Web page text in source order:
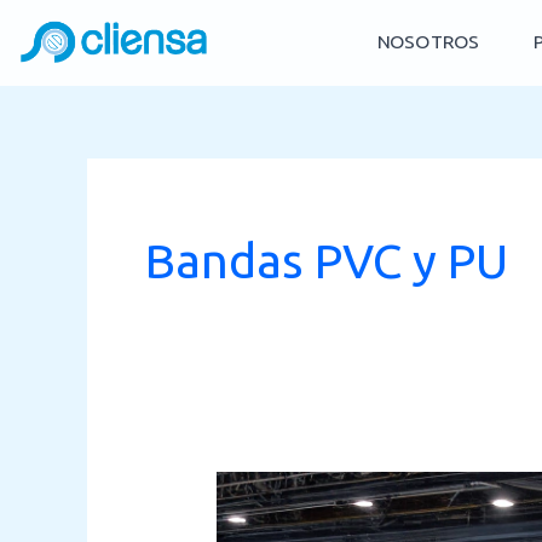
NOSOTROS
Bandas PVC y PU
Bandas
transportadoras